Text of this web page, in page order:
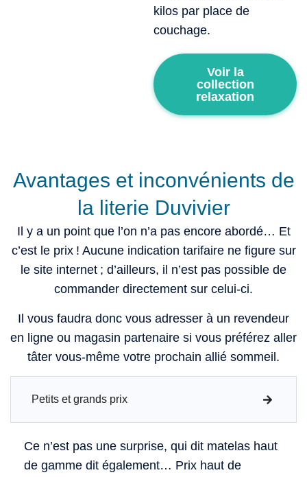
kilos par place de
couchage.
Voir la
collection
relaxation
Avantages et inconvénients de
la literie Duvivier
Il y a un point que l’on n’a pas encore abordé… Et
c’est le prix ! Aucune indication tarifaire ne figure sur
le site internet ; d’ailleurs, il n’est pas possible de
commander directement sur celui-ci.
Il vous faudra donc vous adresser à un revendeur
en ligne ou magasin partenaire si vous préférez aller
tâter vous-même votre prochain allié sommeil.
Petits et grands prix
Ce n’est pas une surprise, qui dit matelas haut
de gamme dit également… Prix haut de